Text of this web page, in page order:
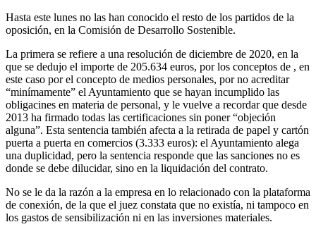
Hasta este lunes no las han conocido el resto de los partidos de la
oposición, en la Comisión de Desarrollo Sostenible.
La primera se refiere a una resolución de diciembre de 2020, en la
que se dedujo el importe de 205.634 euros, por los conceptos de , en
este caso por el concepto de medios personales, por no acreditar
“minímamente” el Ayuntamiento que se hayan incumplido las
obligacines en materia de personal, y le vuelve a recordar que desde
2013 ha firmado todas las certificaciones sin poner “objeción
alguna”. Esta sentencia también afecta a la retirada de papel y cartón
puerta a puerta en comercios (3.333 euros): el Ayuntamiento alega
una duplicidad, pero la sentencia responde que las sanciones no es
donde se debe dilucidar, sino en la liquidación del contrato.
No se le da la razón a la empresa en lo relacionado con la plataforma
de conexión, de la que el juez constata que no existía, ni tampoco en
los gastos de sensibilización ni en las inversiones materiales.